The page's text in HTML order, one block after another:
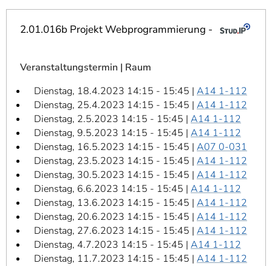
2.01.016b Projekt Webprogrammierung -
Veranstaltungstermin | Raum
Dienstag, 18.4.2023 14:15 - 15:45 | A14 1-112
Dienstag, 25.4.2023 14:15 - 15:45 | A14 1-112
Dienstag, 2.5.2023 14:15 - 15:45 | A14 1-112
Dienstag, 9.5.2023 14:15 - 15:45 | A14 1-112
Dienstag, 16.5.2023 14:15 - 15:45 | A07 0-031
Dienstag, 23.5.2023 14:15 - 15:45 | A14 1-112
Dienstag, 30.5.2023 14:15 - 15:45 | A14 1-112
Dienstag, 6.6.2023 14:15 - 15:45 | A14 1-112
Dienstag, 13.6.2023 14:15 - 15:45 | A14 1-112
Dienstag, 20.6.2023 14:15 - 15:45 | A14 1-112
Dienstag, 27.6.2023 14:15 - 15:45 | A14 1-112
Dienstag, 4.7.2023 14:15 - 15:45 | A14 1-112
Dienstag, 11.7.2023 14:15 - 15:45 | A14 1-112